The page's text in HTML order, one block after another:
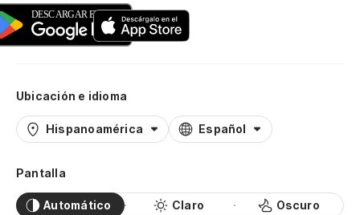
Ubicación e idioma
Hispanoamérica Español
Pantalla
Automático Claro Oscuro